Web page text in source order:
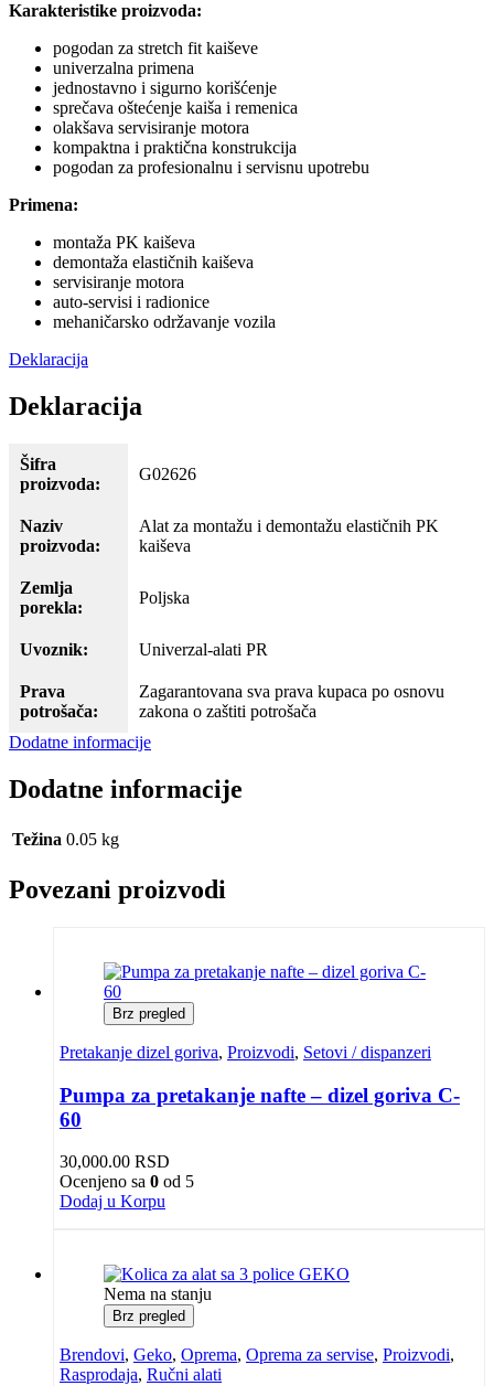
Karakteristike proizvoda:
pogodan za stretch fit kaiševe
univerzalna primena
jednostavno i sigurno korišćenje
sprečava oštećenje kaiša i remenica
olakšava servisiranje motora
kompaktna i praktična konstrukcija
pogodan za profesionalnu i servisnu upotrebu
Primena:
montaža PK kaiševa
demontaža elastičnih kaiševa
servisiranje motora
auto-servisi i radionice
mehaničarsko održavanje vozila
Deklaracija
Deklaracija
Šifra
proizvoda:
G02626
Naziv
proizvoda:
Alat za montažu i demontažu elastičnih PK
kaiševa
Zemlja
porekla:
Poljska
Uvoznik: Univerzal-alati PR
Prava
potrošača:
Zagarantovana sva prava kupaca po osnovu
zakona o zaštiti potrošača
Dodatne informacije
Dodatne informacije
Težina 0.05 kg
Povezani proizvodi
Brz pregled
Pretakanje dizel goriva, Proizvodi, Setovi / dispanzeri
Pumpa za pretakanje nafte – dizel goriva C-
60
30,000.00 RSD
Ocenjeno sa 0 od 5
Dodaj u Korpu
Nema na stanju
Brz pregled
Brendovi, Geko, Oprema, Oprema za servise, Proizvodi,
Rasprodaja, Ručni alati